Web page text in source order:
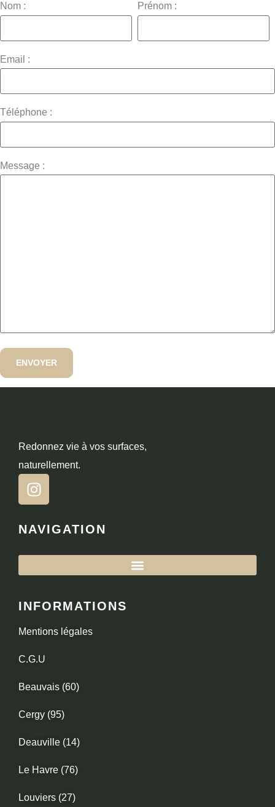
Nom : Prénom :
Email :
Téléphone :
Message :
Redonnez vie à vos surfaces,
naturellement.
NAVIGATION
INFORMATIONS
Mentions légales
C.G.U
Beauvais (60)
Cergy (95)
Deauville (14)
Le Havre (76)
Louviers (27)